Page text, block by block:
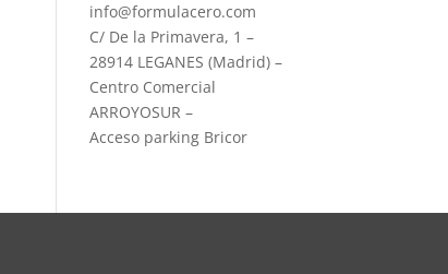
info@formulacero.com
C/ De la Primavera, 1 –
28914 LEGANES (Madrid) –
Centro Comercial
ARROYOSUR –
Acceso parking Bricor